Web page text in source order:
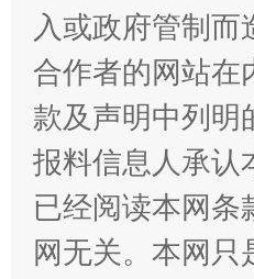
受贿1.44亿！段成刚被
入或政府管制
合作者的网站在
款及声明中列明
报料信息人承认
已经阅读本网条
网无关。本网